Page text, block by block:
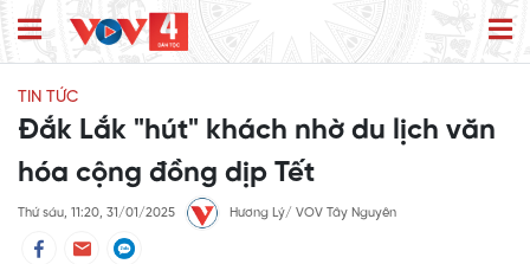
TIN TỨC
Đắk Lắk "hút" khách nhờ du lịch văn
hóa cộng đồng dịp Tết
Thứ sáu, 11:20, 31/01/2025 Hương Lý/ VOV Tây Nguyên